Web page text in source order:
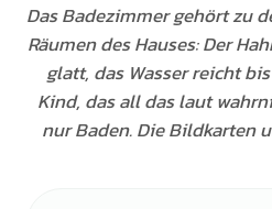
Das Badezimmer gehört zu
Räumen des Hauses: Der
glatt, das Wasser reicht
Kind, das all das laut
nur Baden. Die Bildkarten